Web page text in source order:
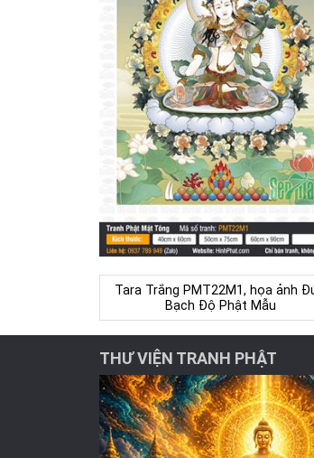
Tara Trắng PMT22M1, họa ảnh
Bạch Độ Phật Mẫu
THƯ VIỆN TRANH PHẬT